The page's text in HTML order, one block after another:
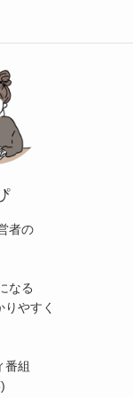
者の
なる
やすく
番組